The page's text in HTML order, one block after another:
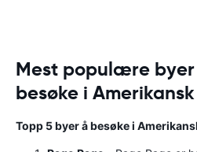
Mest populære
besøke i
Topp 5 byer å besøke i